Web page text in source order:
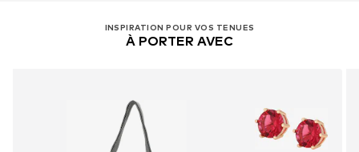
INSPIRATION POUR VOS TENUES
À PORTER AVEC